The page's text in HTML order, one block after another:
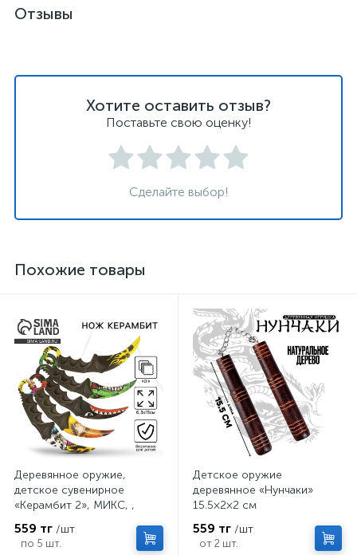
Отзывы
Хотите оставить отзыв?
Поставьте свою оценку!
Сделайте выбор!
Похожие товары
Деревянное оружие,
детское сувенирное
«Керамбит 2», МИКС, ,
559 тг /шт
по 5 шт.
Детское оружие
деревянное «Нунчаки»
15.5×2×2 см
559 тг /шт
от 2 шт.